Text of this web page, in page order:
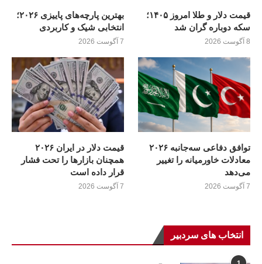
قیمت دلار و طلا امروز ۱۴۰۵؛
سکه دوباره گران شد
8 آگوست 2026
بهترین پارچه‌های پاییزی ۲۰۲۶؛
انتخابی شیک و کاربردی
7 آگوست 2026
توافق دفاعی سه‌جانبه ۲۰۲۶
معادلات خاورمیانه را تغییر
می‌دهد
7 آگوست 2026
قیمت دلار در ایران ۲۰۲۶
همچنان بازارها را تحت فشار
قرار داده است
7 آگوست 2026
انتخاب های سردبیر